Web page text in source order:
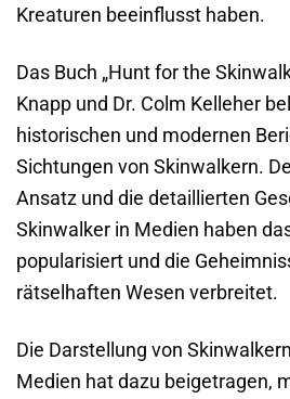
Kreaturen beeinflusst haben.
Das Buch „Hunt for the
Knapp und Dr. Colm Kelleher
historischen und modernen
Sichtungen von Skinwalkern.
Ansatz und die detaillierten
Skinwalker in Medien haben
popularisiert und die
rätselhaften Wesen verbreitet.
Die Darstellung von
Medien hat dazu beigetragen,